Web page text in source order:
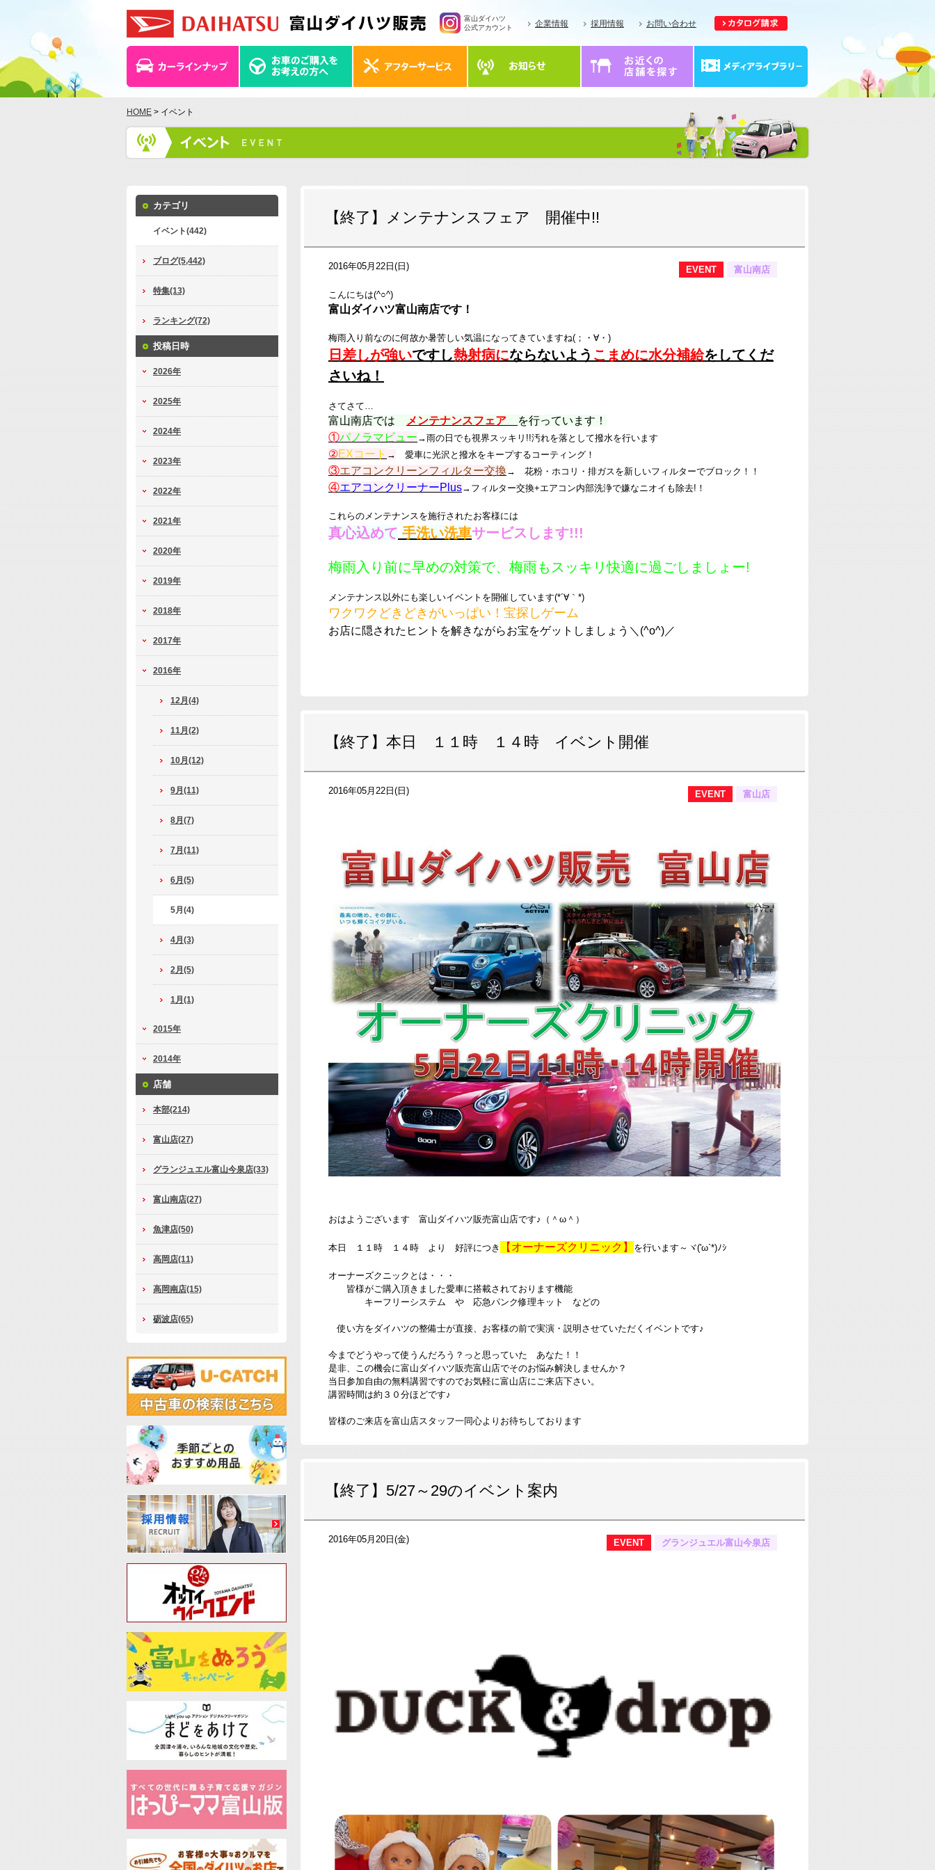
富山ダイハツ
公式アカウント
企業情報 採用情報 お問い合わせ
HOME> イベント
カテゴリ
イベント(442)
ブログ(5,442)
特集(13)
ランキング(72)
投稿日時
2026年
2025年
2024年
2023年
2022年
2021年
2020年
2019年
2018年
2017年
2016年
12月(4)
11月(2)
10月(12)
9月(11)
8月(7)
7月(11)
6月(5)
5月(4)
4月(3)
2月(5)
1月(1)
2015年
2014年
店舗
本部(214)
富山店(27)
グランジュエル富山今泉店(33)
富山南店(27)
魚津店(50)
高岡店(11)
高岡南店(15)
砺波店(65)
【終了】メンテナンスフェア 開催中!!
2016年05月22日(日) EVENT 富山南店
こんにちは(^○^)
富山ダイハツ富山南店です！
梅雨入り前なのに何故か暑苦しい気温になってきていますね(；・∀・)
日差しが強いですし熱射病にならないよう こまめに水分補給をしてくだ
さいね！
さてさて…
富山南店では メンテナンスフェア
を行っています！
①パノラマビュー →雨の日でも視界スッキリ!!汚れを落として撥水を行います
②EXコート → 愛車に光沢と撥水をキープするコーティング！
③エアコンクリーンフィルター交換 → 花粉・ホコリ・排ガスを新しいフィルターでブロック！！
④エアコンクリーナーPlus→フィルター交換+エアコン内部洗浄で嫌なニオイも除去!！
これらのメンテナンスを施行されたお客様には
真心込めて 手洗い洗車サービスします!!!
梅雨入り前に早めの対策で、梅雨もスッキリ快適に過ごしましょー!
メンテナンス以外にも楽しいイベントを開催しています(*´∀｀*)
ワクワクどきどきがいっぱい！宝探しゲーム
お店に隠されたヒントを解きながらお宝をゲットしましょう＼(^o^)／
【終了】本日 １１時 １４時 イベント開催
2016年05月22日(日) EVENT 富山店
おはようございます 富山ダイハツ販売富山店です♪（＾ω＾）
本日 １１時 １４時 より 好評につき 【オーナーズクリニック】 を行います～ヾ('ω`*)ﾉｼ
オーナーズクニックとは・・・
皆様がご購入頂きました愛車に搭載されております機能
キーフリーシステム や 応急パンク修理キット などの
使い方をダイハツの整備士が直接、お客様の前で実演・説明させていただくイベントです♪
今までどうやって使うんだろう？っと思っていた あなた！！
是非、この機会に富山ダイハツ販売富山店でそのお悩み解決しませんか？
当日参加自由の無料講習ですのでお気軽に富山店にご来店下さい。
講習時間は約３０分ほどです♪
皆様のご来店を富山店スタッフ一同心よりお待ちしております
【終了】5/27～29のイベント案内
2016年05月20日(金) EVENT グランジュエル富山今泉店